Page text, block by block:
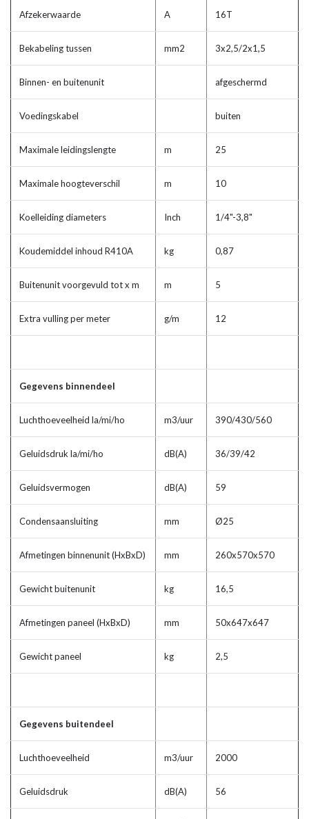
Afzekerwaarde A 16T
Bekabeling tussen mm2 3x2,5/2x1,5
Binnen- en buitenunit afgeschermd
Voedingskabel buiten
Maximale leidingslengte m 25
Maximale hoogteverschil m 10
Koelleiding diameters Inch 1/4"-3,8"
Koudemiddel inhoud R410A kg 0,87
Buitenunit voorgevuld tot x m m 5
Extra vulling per meter g/m 12
Gegevens binnendeel
Luchthoeveelheid la/mi/ho m3/uur 390/430/560
Geluidsdruk la/mi/ho dB(A) 36/39/42
Geluidsvermogen dB(A) 59
Condensaansluiting mm Ø25
Afmetingen binnenunit (HxBxD) mm 260x570x570
Gewicht buitenunit kg 16,5
Afmetingen paneel (HxBxD) mm 50x647x647
Gewicht paneel kg 2,5
Gegevens buitendeel
Luchthoeveelheid m3/uur 2000
Geluidsdruk dB(A) 56